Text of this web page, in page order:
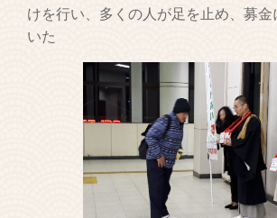
けを行い、多くの人が足を止め、募
いた